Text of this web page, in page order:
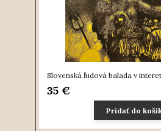
Slovenská ľudová balada v
35 €
Pridať do